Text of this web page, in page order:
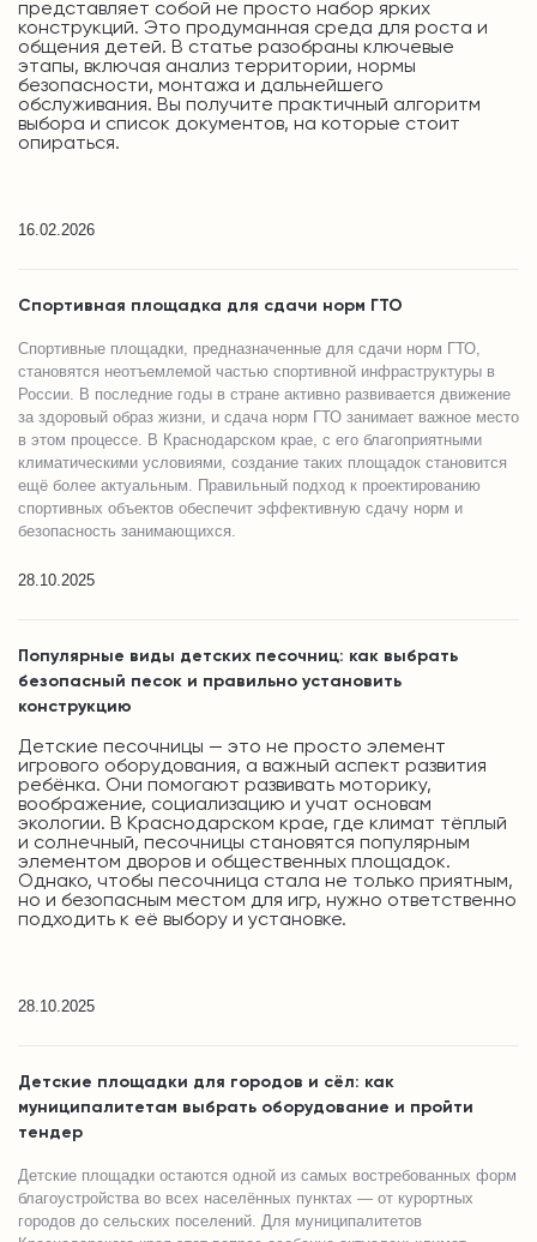
представляет собой не просто набор ярких
конструкций. Это продуманная среда для роста и
общения детей. В статье разобраны ключевые
этапы, включая анализ территории, нормы
безопасности, монтажа и дальнейшего
обслуживания. Вы получите практичный алгоритм
выбора и список документов, на которые стоит
опираться.
16.02.2026
Спортивная площадка для сдачи норм ГТО
Спортивные площадки, предназначенные для сдачи норм ГТО,
становятся неотъемлемой частью спортивной инфраструктуры в
России. В последние годы в стране активно развивается движение
за здоровый образ жизни, и сдача норм ГТО занимает важное место
в этом процессе. В Краснодарском крае, с его благоприятными
климатическими условиями, создание таких площадок становится
ещё более актуальным. Правильный подход к проектированию
спортивных объектов обеспечит эффективную сдачу норм и
безопасность занимающихся.
28.10.2025
Популярные виды детских песочниц: как выбрать
безопасный песок и правильно установить
конструкцию
Детские песочницы — это не просто элемент
игрового оборудования, а важный аспект развития
ребёнка. Они помогают развивать моторику,
воображение, социализацию и учат основам
экологии. В Краснодарском крае, где климат тёплый
и солнечный, песочницы становятся популярным
элементом дворов и общественных площадок.
Однако, чтобы песочница стала не только приятным,
но и безопасным местом для игр, нужно ответственно
подходить к её выбору и установке.
28.10.2025
Детские площадки для городов и сёл: как
муниципалитетам выбрать оборудование и пройти
тендер
Детские площадки остаются одной из самых востребованных форм
благоустройства во всех населённых пунктах — от курортных
городов до сельских поселений. Для муниципалитетов